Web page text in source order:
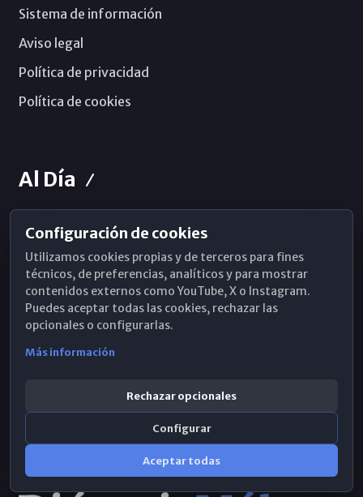
Sistema de información
Aviso legal
Política de privacidad
Política de cookies
Al Día
Horarios de Misa
Hemeroteca
WhatsApp
Configuración de cookies
Utilizamos cookies propias y de terceros para fines
técnicos, de preferencias, analíticos y para mostrar
contenidos externos como YouTube, X o Instagram.
Puedes aceptar todas las cookies, rechazar las
opcionales o configurarlas.
Más información
Rechazar opcionales
Configurar
Aceptar todas